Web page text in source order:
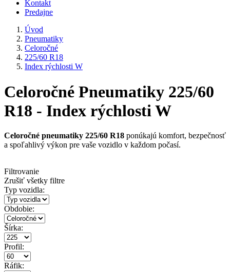
Kontakt
Predajne
Úvod
Pneumatiky
Celoročné
225/60 R18
Index rýchlosti W
Celoročné Pneumatiky 225/60
R18 - Index rýchlosti W
Celoročné pneumatiky 225/60 R18 ponúkajú komfort, bezpečnosť
a spoľahlivý výkon pre vaše vozidlo v každom počasí.
Filtrovanie
Zrušiť všetky filtre
Typ vozidla:
Obdobie:
Šírka:
Profil:
Ráfik: